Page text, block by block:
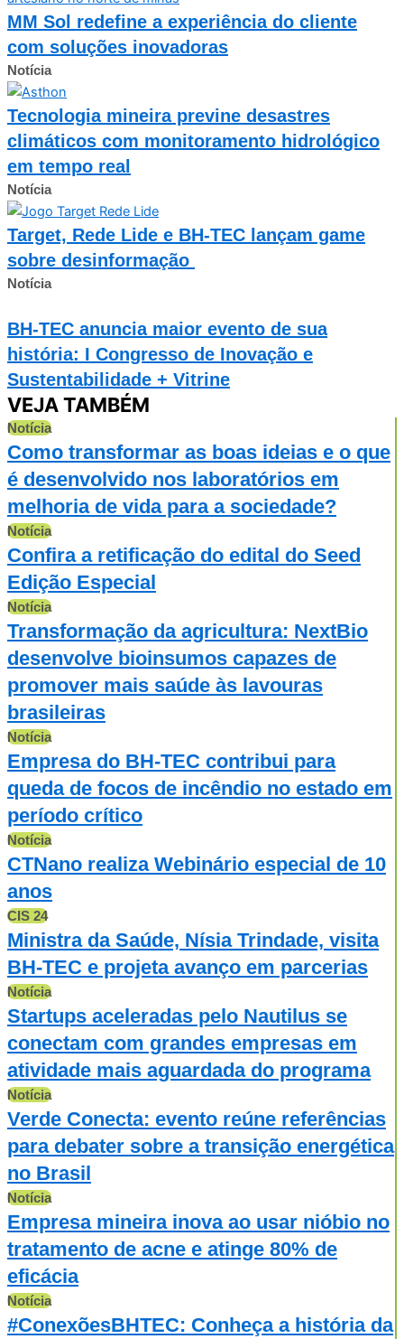
MM Sol redefine a experiência do cliente
com soluções inovadoras
Notícia
Tecnologia mineira previne desastres
climáticos com monitoramento hidrológico
em tempo real
Notícia
Target, Rede Lide e BH-TEC lançam game
sobre desinformação
Notícia
BH-TEC anuncia maior evento de sua
história: I Congresso de Inovação e
Sustentabilidade + Vitrine
VEJA TAMBÉM
Notícia
Como transformar as boas ideias e o que
é desenvolvido nos laboratórios em
melhoria de vida para a sociedade?
Notícia
Confira a retificação do edital do Seed
Edição Especial
Notícia
Transformação da agricultura: NextBio
desenvolve bioinsumos capazes de
promover mais saúde às lavouras
brasileiras
Notícia
Empresa do BH-TEC contribui para
queda de focos de incêndio no estado em
período crítico
Notícia
CTNano realiza Webinário especial de 10
anos
CIS 24
Ministra da Saúde, Nísia Trindade, visita
BH-TEC e projeta avanço em parcerias
Notícia
Startups aceleradas pelo Nautilus se
conectam com grandes empresas em
atividade mais aguardada do programa
Notícia
Verde Conecta: evento reúne referências
para debater sobre a transição energética
no Brasil
Notícia
Empresa mineira inova ao usar nióbio no
tratamento de acne e atinge 80% de
eficácia
Notícia
#ConexõesBHTEC: Conheça a história da